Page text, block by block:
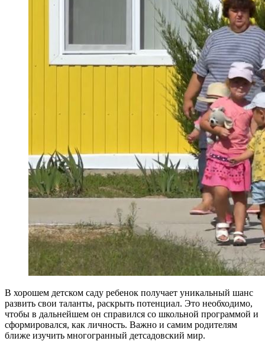
В хорошем детском саду ребенок получает уникальный шанс
развить свои таланты, раскрыть потенциал. Это необходимо,
чтобы в дальнейшем он справился со школьной программой и
сформировался, как личность. Важно и самим родителям
ближе изучить многогранный детсадовский мир.